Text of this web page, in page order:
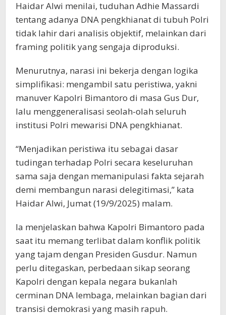
Haidar Alwi menilai, tuduhan Adhie Massardi
tentang adanya DNA pengkhianat di tubuh Polri
tidak lahir dari analisis objektif, melainkan dari
framing politik yang sengaja diproduksi.
Menurutnya, narasi ini bekerja dengan logika
simplifikasi: mengambil satu peristiwa, yakni
manuver Kapolri Bimantoro di masa Gus Dur,
lalu menggeneralisasi seolah-olah seluruh
institusi Polri mewarisi DNA pengkhianat.
“Menjadikan peristiwa itu sebagai dasar
tudingan terhadap Polri secara keseluruhan
sama saja dengan memanipulasi fakta sejarah
demi membangun narasi delegitimasi,” kata
Haidar Alwi, Jumat (19/9/2025) malam.
Ia menjelaskan bahwa Kapolri Bimantoro pada
saat itu memang terlibat dalam konflik politik
yang tajam dengan Presiden Gusdur. Namun
perlu ditegaskan, perbedaan sikap seorang
Kapolri dengan kepala negara bukanlah
cerminan DNA lembaga, melainkan bagian dari
transisi demokrasi yang masih rapuh.